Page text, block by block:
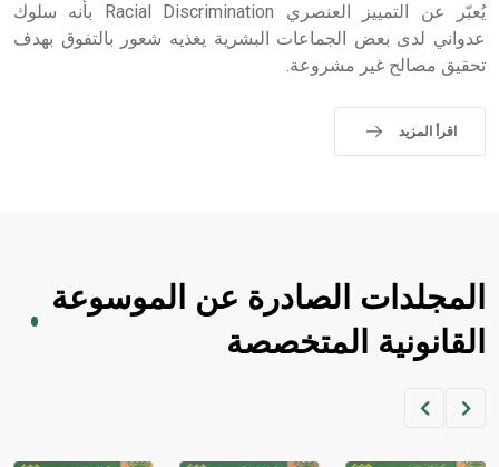
حيث تقتصر القيمة الصوتية للعلامة الك
يُعبّر عن التمييز العنصري Racial Discrimination بأنه سلوك
عدواني لدى بعض الجماعات البشرية يغذيه شعور بالتفوق بهدف
تحقيق مصالح غير مشروعة.
اقرأ المزيد
المجلدات الصادرة عن الموسوعة
القانونية المتخصصة